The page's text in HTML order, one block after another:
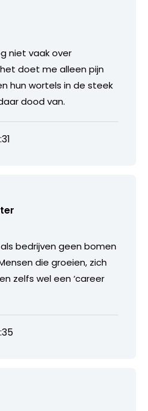
niet vaak over
doet me alleen pijn
hun wortels in de steek
dood van.
bedrijven geen bomen
die groeien, zich
zelfs wel een ‘career